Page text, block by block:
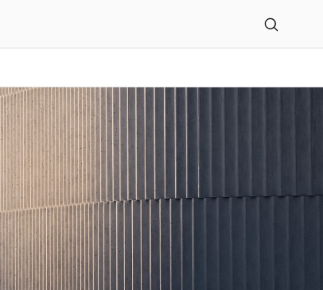
GmbH-VC